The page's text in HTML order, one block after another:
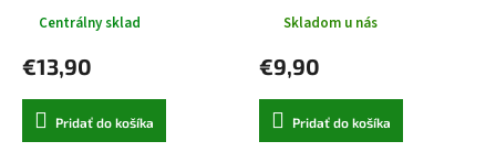
Centrálny sklad
€13,90
Pridať do košíka
Skladom u nás
€9,90
Pridať do košíka